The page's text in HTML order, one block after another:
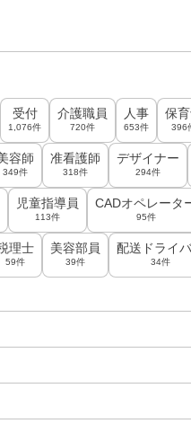
受付
1,076件
介護職員
720件
人事
653件
保
396
容師
349件
准看護師
318件
デザイナー
294件
児童指導員
113件
CADオペレータ
95件
理士
59件
美容部員
39件
配送ドライ
34件